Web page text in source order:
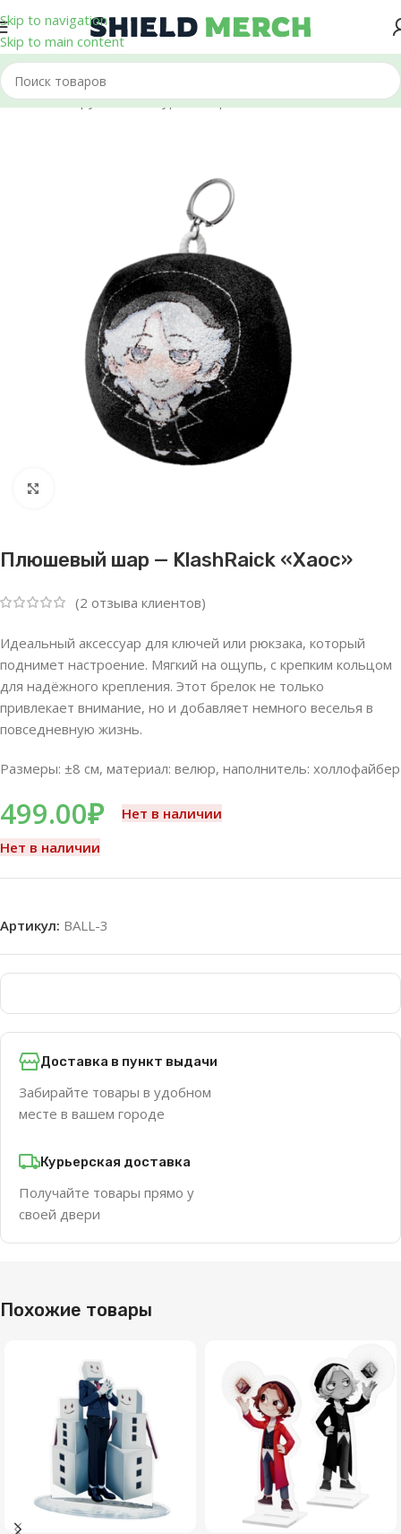
Skip to navigation
Skip to main content
Главная/Игрушки и Фигурки/Шары
Плюшевый шар — KlashRaick «Хаос»
(2 отзыва клиентов)
Идеальный аксессуар для ключей или рюкзака, который
поднимет настроение. Мягкий на ощупь, с крепким кольцом
для надёжного крепления. Этот брелок не только
привлекает внимание, но и добавляет немного веселья в
повседневную жизнь.
Размеры: ±8 см, материал: велюр, наполнитель: холлофайбер
499.00₽
Нет в наличии
Нет в наличии
Артикул: BALL-3
Доставка в пункт выдачи
Забирайте товары в удобном
месте в вашем городе
Курьерская доставка
Получайте товары прямо у
своей двери
Похожие товары